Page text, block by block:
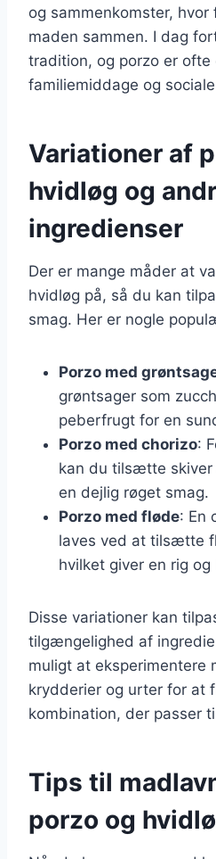
og sammenkomster,
maden sammen. I dag
tradition, og porzo er ofte
familiemiddage og
Variationer af
hvidløg og
ingredienser
Der er mange måder at
hvidløg på, så du kan
smag. Her er nogle
Porzo med
grøntsager som
peberfrugt for en
Porzo med chorizo:
kan du tilsætte skiver
en dejlig røget smag.
Porzo med fløde: En
laves ved at tilsætte
hvilket giver en rig
Disse variationer kan
tilgængelighed af
muligt at eksperimentere
krydderier og urter for at
kombination, der passer
Tips til
porzo og